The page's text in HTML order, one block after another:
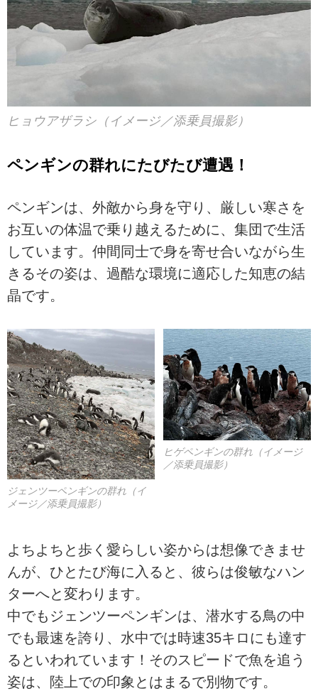
ヒョウアザラシ（イメージ／添乗員撮影）
ペンギンの群れにたびたび遭遇！
ペンギンは、外敵から身を守り、厳しい寒さを
お互いの体温で乗り越えるために、集団で生活
しています。仲間同士で身を寄せ合いながら生
きるその姿は、過酷な環境に適応した知恵の結
晶です。
ジェンツーペンギンの群れ（イ
メージ／添乗員撮影）
ヒゲペンギンの群れ（イメージ
／添乗員撮影）
よちよちと歩く愛らしい姿からは想像できませ
んが、ひとたび海に入ると、彼らは俊敏なハン
ターへと変わります。
中でもジェンツーペンギンは、潜水する鳥の中
でも最速を誇り、水中では時速35キロにも達す
るといわれています！そのスピードで魚を追う
姿は、陸上での印象とはまるで別物です。